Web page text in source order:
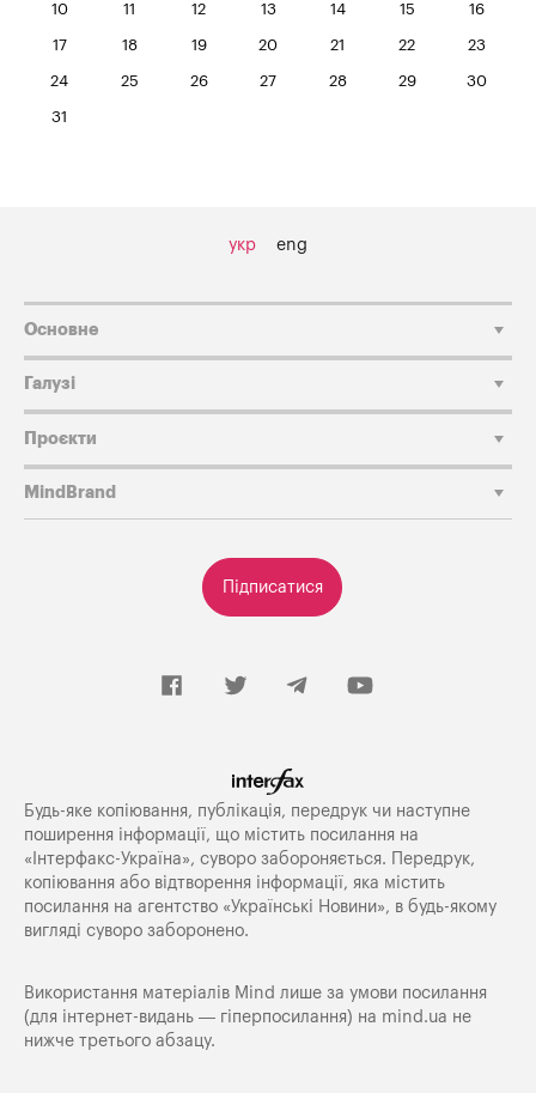
10 11 12 13 14 15 16
17 18 19 20 21 22 23
24 25 26 27 28 29 30
31
укр eng
Підписатися
Основне
Галузі
Проєкти
MindBrand
Будь-яке копiювання, публiкацiя, передрук чи наступне
поширення iнформацiї, що мiстить посилання на
«Iнтерфакс-Україна», суворо забороняється. Передрук,
копіювання або відтворення інформації, яка містить
посилання на агентство «Українські Новини», в будь-якому
вигляді суворо заборонено.
Використання матеріалів Mind лише за умови посилання
(для інтернет-видань — гіперпосилання) на mind.ua не
нижче третього абзацу.